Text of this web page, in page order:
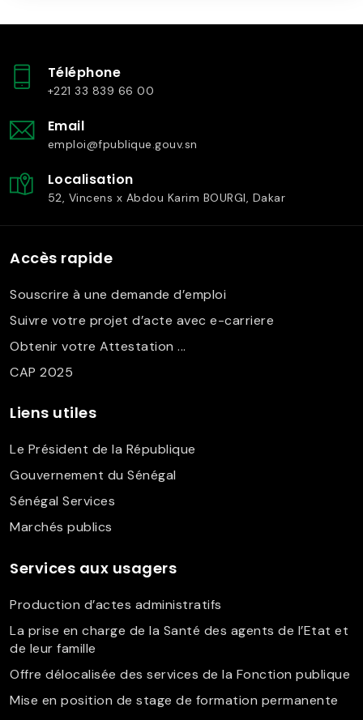
Téléphone
+221 33 839 66 00
Email
emploi@fpublique.gouv.sn
Localisation
52, Vincens x Abdou Karim BOURGI, Dakar
Accès rapide
Souscrire à une demande d’emploi
Suivre votre projet d’acte avec e-carriere
Obtenir votre Attestation ...
CAP 2025
Liens utiles
Le Président de la République
Gouvernement du Sénégal
Sénégal Services
Marchés publics
Services aux usagers
Production d’actes administratifs
La prise en charge de la Santé des agents de l’Etat et
de leur famille
Offre délocalisée des services de la Fonction publique
Mise en position de stage de formation permanente